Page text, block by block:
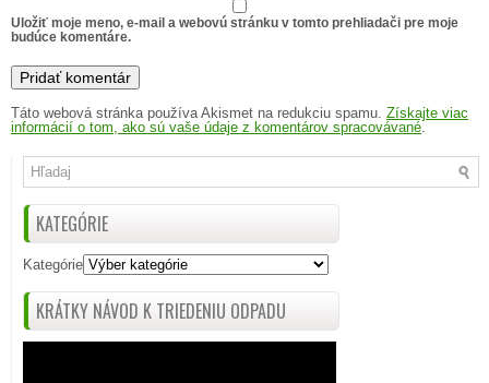
Uložiť moje meno, e-mail a webovú stránku v tomto prehliadači pre moje
budúce komentáre.
Táto webová stránka používa Akismet na redukciu spamu. Získajte viac
informácií o tom, ako sú vaše údaje z komentárov spracovávané.
KATEGÓRIE
Kategórie
KRÁTKY NÁVOD K TRIEDENIU ODPADU